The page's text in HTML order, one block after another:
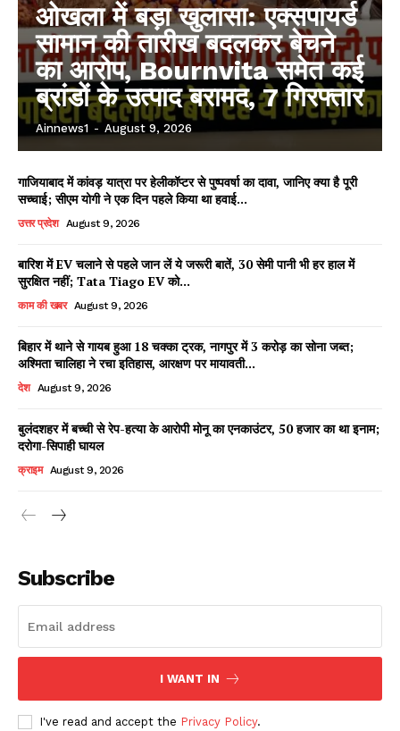
Facebook
X WhatsApp
Share
Read Latest News on AIN
ओखला में बड़ा खुलासा: एक्सपायर्ड
सामान की तारीख बदलकर बेचने
का आरोप, Bournvita समेत कई
ब्रांडों के उत्पाद बरामद, 7 गिरफ्तार
Ainnews1 - August 9, 2026
गाजियाबाद में कांवड़ यात्रा पर हेलीकॉप्टर से पुष्पवर्षा का दावा, जानिए क्या है पूरी
सच्चाई; सीएम योगी ने एक दिन पहले किया था हवाई...
उत्तर प्रदेश August 9, 2026
बारिश में EV चलाने से पहले जान लें ये जरूरी बातें, 30 सेमी पानी भी हर हाल में
सुरक्षित नहीं; Tata Tiago EV को...
काम की खबर August 9, 2026
बिहार में थाने से गायब हुआ 18 चक्का ट्रक, नागपुर में 3 करोड़ का सोना जब्त;
अश्मिता चालिहा ने रचा इतिहास, आरक्षण पर मायावती...
देश August 9, 2026
बुलंदशहर में बच्ची से रेप-हत्या के आरोपी मोनू का एनकाउंटर, 50 हजार का था इनाम;
दरोगा-सिपाही घायल
क्राइम August 9, 2026
Subscribe
I WANT IN
I've read and accept the Privacy Policy.